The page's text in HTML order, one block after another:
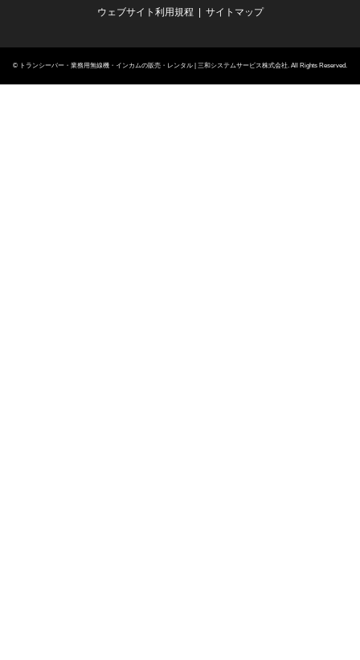
ウェブサイト利用規程
サイトマップ
© トランシーバー・業務用無線機・インカムの販売・レンタル | 三和システムサービス株式会社. All Rights Reserved.